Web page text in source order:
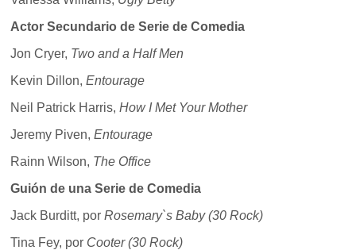
Actor Secundario de Serie de Comedia
Jon Cryer, Two and a Half Men
Kevin Dillon,Entourage
Neil Patrick Harris,How I Met Your Mother
Jeremy Piven,Entourage
Rainn Wilson, The Office
Guión de una Serie de Comedia
Jack Burditt, porRosemary`s Baby (30 Rock)
Tina Fey, por Cooter (30 Rock)